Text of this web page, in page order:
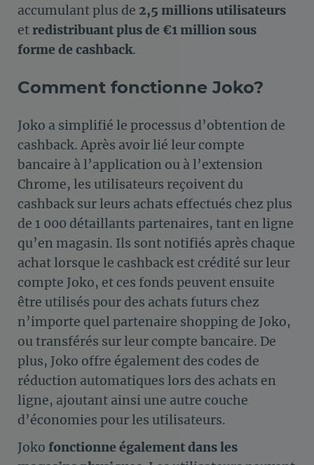
accumulant plus de 2,5 millions utilisateurs
et redistribuant plus de €1 million sous
forme de cashback​.
Comment fonctionne Joko?
Joko a simplifié le processus d’obtention de
cashback. Après avoir lié leur compte
bancaire à l’application ou à l’extension
Chrome, les utilisateurs reçoivent du
cashback sur leurs achats effectués chez plus
de 1 000 détaillants partenaires, tant en ligne
qu’en magasin​. Ils sont notifiés après chaque
achat lorsque le cashback est crédité sur leur
compte Joko, et ces fonds peuvent ensuite
être utilisés pour des achats futurs chez
n’importe quel partenaire shopping de Joko,
ou transférés sur leur compte bancaire​​. De
plus, Joko offre également des codes de
réduction automatiques lors des achats en
ligne, ajoutant ainsi une autre couche
d’économies pour les utilisateurs.
Joko fonctionne également dans les